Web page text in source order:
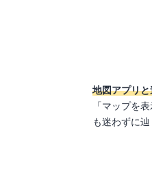
地図アプリ
「マップを
も迷わずに辿